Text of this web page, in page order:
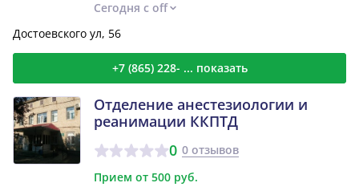
Сегодня с off
Достоевского ул, 56
+7 (865) 228- ... показать
Отделение анестезиологии и
реанимации ККПТД
0 0 отзывов
Прием от 500 руб.